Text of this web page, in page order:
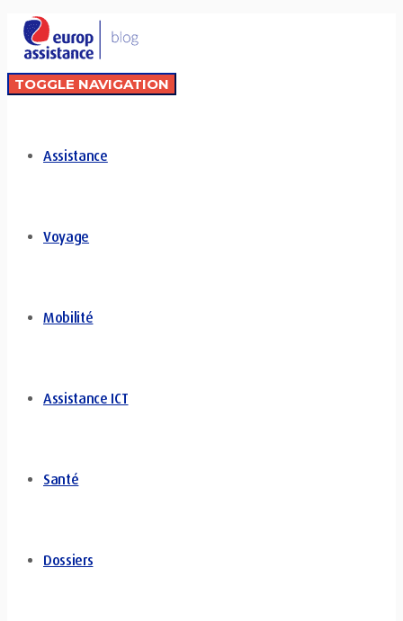
TOGGLE NAVIGATION
Assistance
Voyage
Mobilité
Assistance ICT
Santé
Dossiers